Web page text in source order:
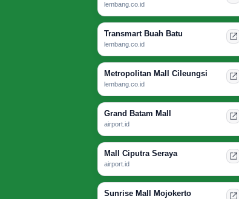
lembang.co.id
Transmart Buah Batu
lembang.co.id
Metropolitan Mall Cileungsi
lembang.co.id
Grand Batam Mall
airport.id
Mall Ciputra Seraya
airport.id
Sunrise Mall Mojokerto